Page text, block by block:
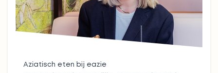
Aziatisch eten bij eazie